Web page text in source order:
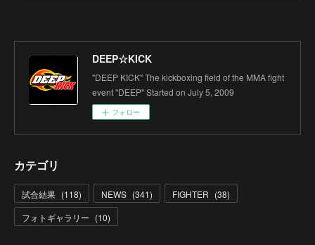
DEEP☆KICK
"DEEP KICK" The kickboxing field of the MMA fight
event "DEEP" Started on July 5, 2009
フォロー
カテゴリ
試合結果 (118) NEWS (341) FIGHTER (38)
フォトギャラリー (10)